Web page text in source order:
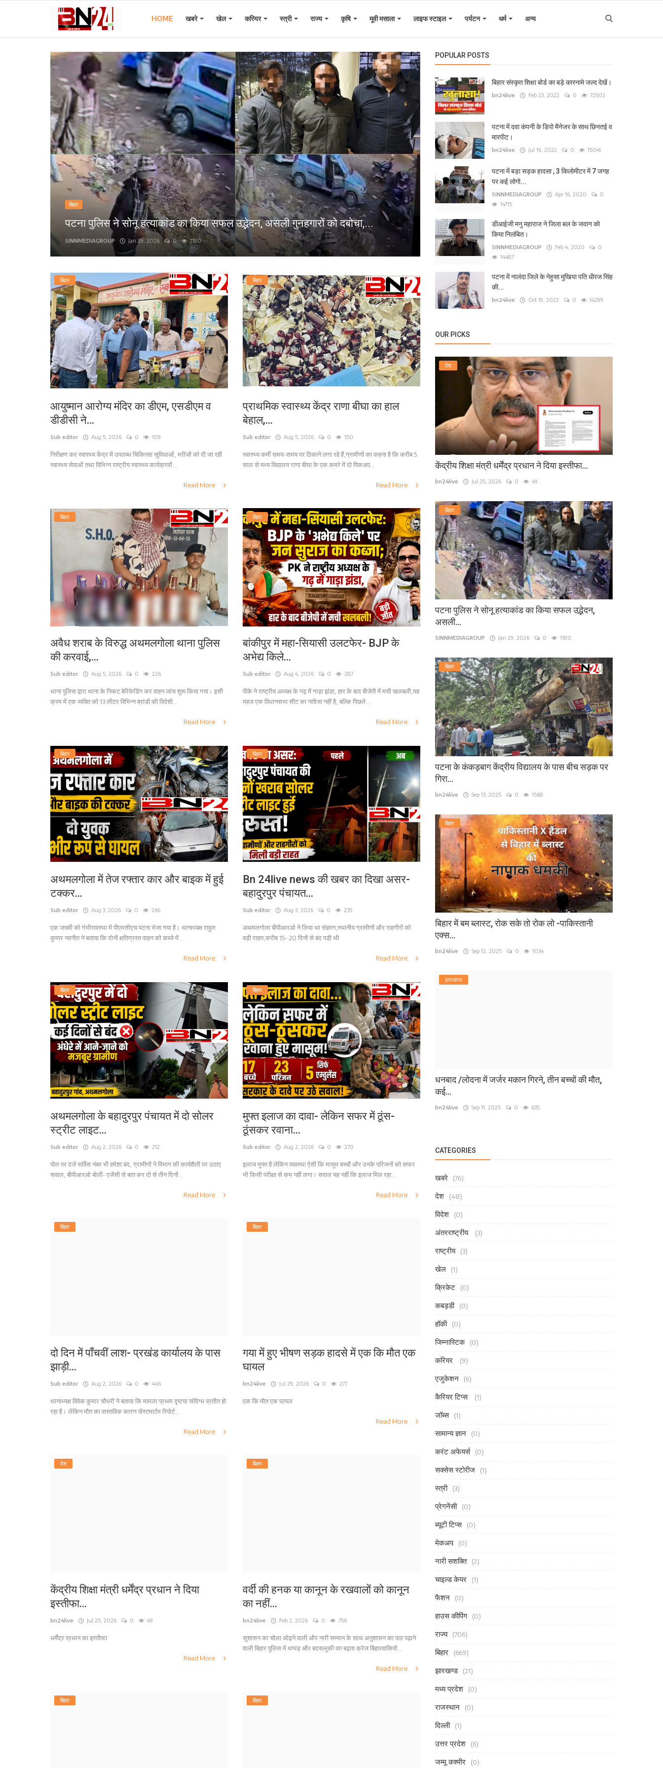
HOME खबरे खेल करियर स्त्री राज्य कृषि मूवी मसाला लाइफ स्टाइल पर्यटन धर्म अन्य
बिहार
पटना पुलिस ने सोनू हत्याकांड का किया सफल उद्भेदन, असली गुनहगारों को दबोचा,...
SINNMEDIAGROUP Jan 29, 2026 0 1180
बिहार
पटना के कंकड़बाग केंद्रीय विद्यालय के पास बीच सड़क पर
bn24live Sep 13, 2025
बिहार
आयुष्मान आरोग्य मंदिर का डीएम, एसडीएम व
डीडीसी ने...
Sub editor Aug 5, 2026 0 109
निरीक्षण कर स्वास्थ्य केंद्र में उपलब्ध चिकित्सा सुविधाओं, मरीजों को दी जा रही
स्वास्थ्य सेवाओं तथा विभिन्न राष्ट्रीय स्वास्थ्य कार्यक्रमों...
Read More
बिहार
प्राथमिक स्वास्थ्य केंद्र राणा बीघा का हाल
बेहाल,...
Sub editor Aug 5, 2026 0 150
स्वास्थ्य कर्मी समय-समय पर ठिकाने लगा रहे हैं,ग्रामीणों का कहना है कि करीब 5
साल से मध्य विद्यालय राणा बीघा के एक कमरे में दो पिकअप...
Read More
बिहार
अवैध शराब के विरुद्ध अथमलगोला थाना पुलिस
की करवाई,...
Sub editor Aug 5, 2026 0 226
थाना पुलिस द्वारा थाना के निकट बेरिकेडिंग कर वाहन जांच शुरू किया गया। इसी
क्रम में एक व्यक्ति को 13 लीटर विभिन्न ब्रांडों की विदेशी...
Read More
बिहार
बांकीपुर में महा-सियासी उलटफेर- BJP के
अभेद्य किले...
Sub editor Aug 4, 2026 0 287
पीके ने राष्ट्रीय अध्यक्ष के गढ़ में गाड़ा झंडा, हार के बाद बीजेपी में मची खलबली,यह
महज एक विधानसभा सीट का नतीजा नहीं है, बल्कि पिछले...
Read More
बिहार
अथमलगोला में तेज रफ्तार कार और बाइक में हुई
टक्कर...
Sub editor Aug 3, 2026 0 266
एक जख्मी को गंभीरावस्था में पीएमसीएच पटना भेजा गया है। थानाध्यक्ष राहुल
कुमार नवनीत ने बताया कि दोनों क्षतिग्रस्त वाहन को कब्जे में...
Read More
बिहार
Bn 24live news की खबर का दिखा असर-
बहादुरपुर पंचायत...
Sub editor Aug 3, 2026 0 235
अथमलगोला बीपीआरओ ने लिया था संज्ञान,स्थानीय ग्रामीणों और राहगीरों को
बड़ी राहत,करीब 15- 20 दिनों से बंद पड़ी थी
Read More
बिहार
अथमलगोला के बहादुरपुर पंचायत में दो सोलर
स्ट्रीट लाइट...
Sub editor Aug 2, 2026 0 212
पोल पर दर्ज सर्विस नंबर भी हमेशा बंद, ग्रामीणों ने विभाग की कार्यशैली पर उठाए
सवाल, बीपीआरओ बोलीं- एजेंसी से बात कर दो से तीन दिनों...
Read More
बिहार
मुफ्त इलाज का दावा- लेकिन सफर में ठूंस-
ठूंसकर रवाना...
Sub editor Aug 2, 2026 0 270
इलाज मुफ्त है लेकिन व्यवस्था ऐसी कि मासूम बच्चों और उनके परिजनों को सफर
भी किसी परीक्षा से कम नहीं लगा। सवाल यह नहीं कि इलाज मिल रहा...
Read More
बिहार
दो दिन में पाँचवीं लाश- प्रखंड कार्यालय के पास
झाड़ी...
Sub editor Aug 2, 2026 0 446
थानाध्यक्ष विवेक कुमार चौधरी ने बताया कि मामला प्रथम दृष्टया संदिग्ध प्रतीत हो
रहा है। लेकिन मौत का वास्तविक कारण पोस्टमार्टम रिपोर्ट...
Read More
बिहार
गया में हुए भीषण सड़क हादसे में एक कि मौत एक
घायल
bn24live Jul 29, 2026 0 277
एक कि मौत एक घायल
Read More
देश
केंद्रीय शिक्षा मंत्री धर्मेंद्र प्रधान ने दिया
इस्तीफा...
bn24live Jul 25, 2026 0 49
धर्मेंद्र प्रधान का इस्तीफा
Read More
बिहार
वर्दी की हनक या कानून के रखवालों को कानून
का नहीं...
bn24live Feb 2, 2026 0 756
सुशासन का चोला ओढ़ने वाली और नारी सम्मान के साथ अनुशासन का पाठ पढ़ाने
वाली बिहार पुलिस में थप्पड़ और बदसलूकी का बढ़ता क्रेज बिहारवासियों...
Read More
बिहार बिहार
POPULAR POSTS
बिहार संस्कृत शिक्षा बोर्ड का बड़े कारनामे जल्द देखें।
bn24live Feb 23, 2022 0 72502
पटना में दवा कंपनी के डिपो मैनेजर के साथ छिनतई व
मारपीट।
bn24live Jul 16, 2022 0 15041
पटना में बड़ा सड़क हादसा , 3 किलोमीटर में 7 जगह
पर कई लोगो...
SINNMEDIAGROUP Apr 16, 2020
0
14715
डीआईजी मनु महाराज ने जिला बल के जवान को
किया निलंबित।
SINNMEDIAGROUP Feb 4, 2020
0
14487
पटना में नालंदा जिले के नेहुसा मुखिया पति धीरज सिंह
की...
bn24live Oct 19, 2022 0 14299
OUR PICKS
देश
केंद्रीय शिक्षा मंत्री धर्मेंद्र प्रधान ने दिया इस्तीफा...
bn24live Jul 25, 2026 0 49
बिहार
पटना पुलिस ने सोनू हत्याकांड का किया सफल उद्भेदन,
असली...
SINNMEDIAGROUP Jan 29, 2026 0 1180
बिहार
पटना के कंकड़बाग केंद्रीय विद्यालय के पास बीच सड़क पर
गिरा...
bn24live Sep 13, 2025 0 1568
बिहार
बिहार में बम ब्लास्ट, रोक सके तो रोक लो -पाकिस्तानी
एक्स...
bn24live Sep 12, 2025 0 1034
झारखण्ड
धनबाद /लोदना में जर्जर मकान गिरने, तीन बच्चों की मौत,
कई...
bn24live Sep 11, 2025 0 635
CATEGORIES
खबरे (76)
देश (48)
विदेश (0)
अंतरराष्ट्रीय (3)
राष्ट्रीय (3)
खेल (1)
क्रिकेट (0)
कबड्डी (0)
हॉकी (0)
जिम्नास्टिक (0)
करियर (9)
एजुकेशन (6)
कैरियर टिप्स (1)
जॉब्स (1)
सामान्य ज्ञान (0)
करंट अफेयर्स (0)
सक्सेस स्टोरीज (1)
स्त्री (3)
प्रेगनेंसी (0)
ब्यूटी टिप्स (0)
मेकअप (0)
नारी सशक्ति (2)
चाइल्ड केयर (1)
फैशन (0)
हाउस कीपिंग (0)
राज्य (706)
बिहार (669)
झारखण्ड (21)
मध्य प्रदेश (0)
राजस्थान (0)
दिल्ली (1)
उत्तर प्रदेश (6)
जम्मू कश्मीर (0)